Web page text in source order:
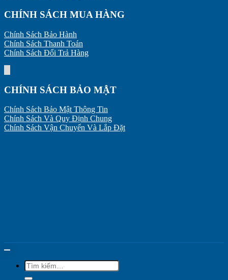
CHÍNH SÁCH MUA HÀNG
Chính Sách Bảo Hành
Chính Sách Thanh Toán
Chính Sách Đổi Trả Hàng
CHÍNH SÁCH BẢO MẬT
Chính Sách Bảo Mật Thông Tin
Chính Sách Và Quy Định Chung
Chính Sách Vận Chuyển Và Lắp Đặt
Tìm
kiếm: